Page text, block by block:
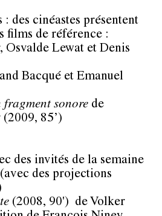
des cinéastes présentent
films de référence :
, Osvalde Lewat et Denis
Bacqué et Emanuel
fragment sonore de
(2009, 85’)
des invités de la semaine
(avec des projections
(2008, 90') de Volker